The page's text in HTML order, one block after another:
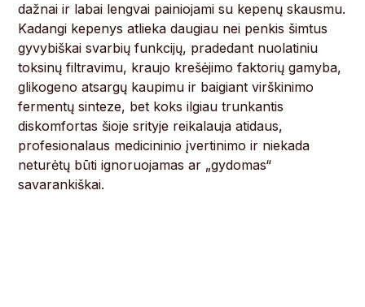
dažnai ir labai lengvai painiojami su kepenų skausmu.
Kadangi kepenys atlieka daugiau nei penkis šimtus
gyvybiškai svarbių funkcijų, pradedant nuolatiniu
toksinų filtravimu, kraujo krešėjimo faktorių gamyba,
glikogeno atsargų kaupimu ir baigiant virškinimo
fermentų sinteze, bet koks ilgiau trunkantis
diskomfortas šioje srityje reikalauja atidaus,
profesionalaus medicininio įvertinimo ir niekada
neturėtų būti ignoruojamas ar „gydomas“
savarankiškai.